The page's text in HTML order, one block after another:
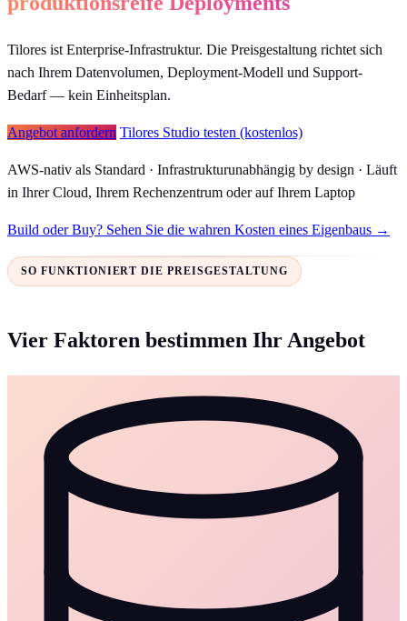
Tilores ist Enterprise-Infrastruktur. Die Preisgestaltung richtet sich
nach Ihrem Datenvolumen, Deployment-Modell und Support-
Bedarf — kein Einheitsplan.
Angebot anfordern Tilores Studio testen (kostenlos)
AWS-nativ als Standard · Infrastrukturunabhängig by design · Läuft
in Ihrer Cloud, Ihrem Rechenzentrum oder auf Ihrem Laptop
Build oder Buy? Sehen Sie die wahren Kosten eines Eigenbaus →
SO FUNKTIONIERT DIE PREISGESTALTUNG
Vier Faktoren bestimmen Ihr Angebot